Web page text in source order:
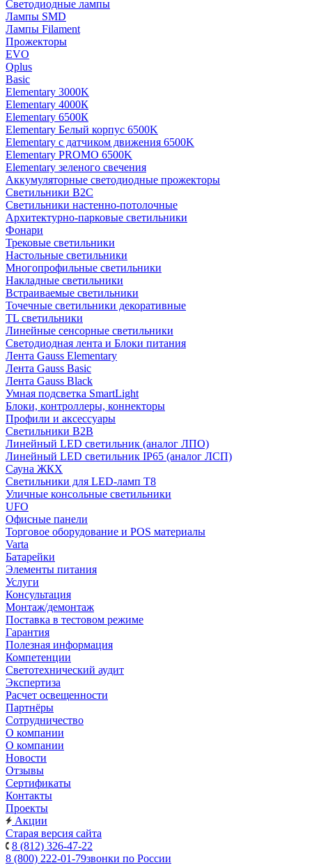
Светодиодные лампы
Лампы SMD
Лампы Filament
Прожекторы
EVO
Qplus
Basic
Elementary 3000K
Elementary 4000К
Elementary 6500К
Elementary Белый корпус 6500K
Elementary с датчиком движения 6500K
Elementary PROMO 6500K
Elementary зеленого свечения
Аккумуляторные светодиодные прожекторы
Светильники B2C
Светильники настенно-потолочные
Архитектурно-парковые светильники
Фонари
Трековые светильники
Настольные светильники
Многопрофильные светильники
Накладные светильники
Встраиваемые светильники
Точечные светильники декоративные
TL светильники
Линейные сенсорные светильники
Светодиодная лента и Блоки питания
Лента Gauss Elementary
Лента Gauss Basic
Лента Gauss Black
Умная подсветка SmartLight
Блоки, контроллеры, коннекторы
Профили и аксессуары
Светильники B2B
Линейный LED светильник (аналог ЛПО)
Линейный LED светильник IP65 (аналог ЛСП)
Сауна ЖКХ
Светильники для LED-ламп T8
Уличные консольные светильники
UFO
Офисные панели
Торговое оборудование и POS материалы
Varta
Батарейки
Элементы питания
Услуги
Консультация
Монтаж/демонтаж
Поставка в тестовом режиме
Гарантия
Полезная информация
Компетенции
Светотехнический аудит
Экспертиза
Расчет освещенности
Партнёры
Cотрудничество
О компании
О компании
Новости
Отзывы
Сертификаты
Контакты
Проекты
Акции
Старая версия сайта
8 (812) 326-47-22
8 (800) 222-01-79звонки по России